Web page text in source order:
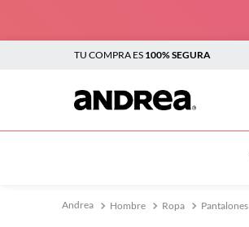
TU COMPRA ES 100% SEGURA
Hombre Ropa Pantalones
TÉRMINOS MÁS BUSCADOS
tenis mujer